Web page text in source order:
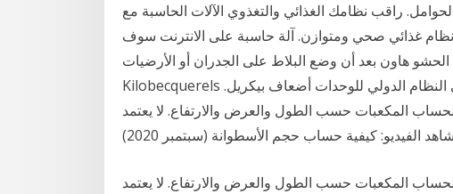
راقب نظامك الغذائي والتغذوي الآلات الحاسبة مع
نظام غذائي صحي ومتوازن. آلة حاسبة على الانترنت سوف
هاون بعد أن وضع البلاط على الجدران أو الأرضيات.
Kilobecquerels كيلو بيكيريل - وحدة قياس النشاط الإشعاعي في النظام الدولي للوحدات أضعاف بيكريل.
المكعبات حسب الطول والعرض والارتفاع. لا يعتمد
المكعبات حسب الطول والعرض والارتفاع. لا يعتمد